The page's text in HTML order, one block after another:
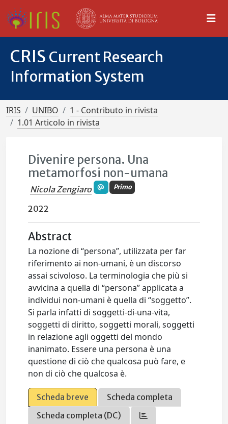
CRIS Current Research
Information System
IRIS UNIBO
1 - Contributo in rivista
1.01 Articolo in rivista
Divenire persona. Una
metamorfosi non-umana
Nicola Zengiaro Primo
2022
Abstract
La nozione di “persona”, utilizzata per far
riferimento ai non-umani, è un discorso
assai scivoloso. La terminologia che più si
avvicina a quella di “persona” applicata a
individui non-umani è quella di “soggetto”.
Si parla infatti di soggetti-di-una-vita,
soggetti di diritto, soggetti morali, soggetti
in relazione agli oggetti del mondo
inanimato. Essere una persona è una
questione di ciò che qualcosa può fare, e
non di ciò che qualcosa è.
Scheda breve
Scheda completa
Scheda completa (DC)